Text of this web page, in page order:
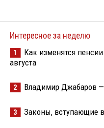
Интересное за неделю
1
Как изменятся
августа
2 Владимир Джабаров
3 Законы, вступающие в